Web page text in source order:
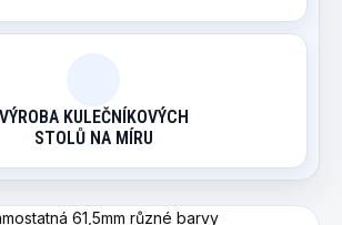
VÝROBA KULEČNÍKOVÝCH
STOLŮ NA MÍRU
61,5mm různé barvy